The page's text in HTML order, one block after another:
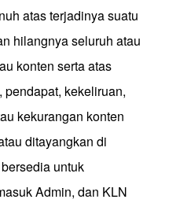
atas terjadinya suatu
hilangnya seluruh atau
konten serta atas
kekeliruan,
kekurangan konten
ditayangkan di
untuk
Admin, dan KLN